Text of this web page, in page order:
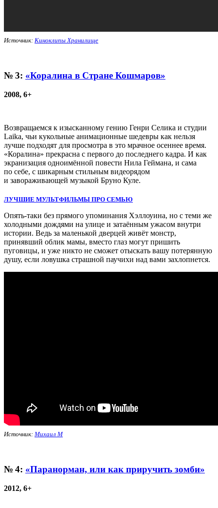
Источник: Киноклипы Хранилище
№ 3: «Коралина в Стране Кошмаров»
2008, 6+
Возвращаемся к изысканному гению Генри Селика и студии
Laika, чьи кукольные анимационные шедевры как нельзя
лучше подходят для просмотра в это мрачное осеннее время.
«Коралина» прекрасна с первого до последнего кадра. И как
экранизация одноимённой повести Нила Геймана, и сама
по себе, с шикарным стильным видеорядом
и завораживающей музыкой Бруно Куле.
ЛУЧШИЕ МУЛЬТФИЛЬМЫ ПРО СЕМЬЮ
Опять-таки без прямого упоминания Хэллоуина, но с теми же
холодными дождями на улице и затаённым ужасом внутри
истории. Ведь за маленькой дверцей живёт монстр,
принявший облик мамы, вместо глаз могут пришить
пуговицы, и уже никто не сможет отыскать вашу потерянную
душу, если ловушка страшной паучихи над вами захлопнется.
Источник: Михаил М
№ 4: «Паранорман, или как приручить зомби»
2012, 6+